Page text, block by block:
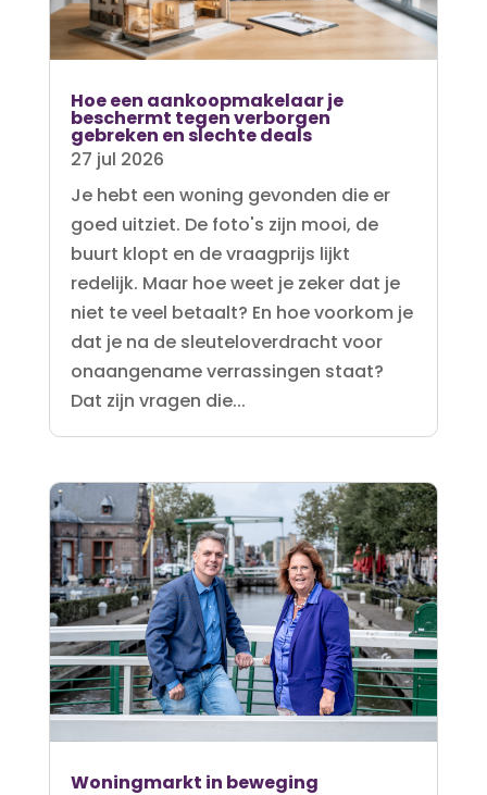
Hoe een aankoopmakelaar je
beschermt tegen verborgen
gebreken en slechte deals
27 jul 2026
Je hebt een woning gevonden die er
goed uitziet. De foto's zijn mooi, de
buurt klopt en de vraagprijs lijkt
redelijk. Maar hoe weet je zeker dat je
niet te veel betaalt? En hoe voorkom je
dat je na de sleuteloverdracht voor
onaangename verrassingen staat?
Dat zijn vragen die...
Woningmarkt in beweging